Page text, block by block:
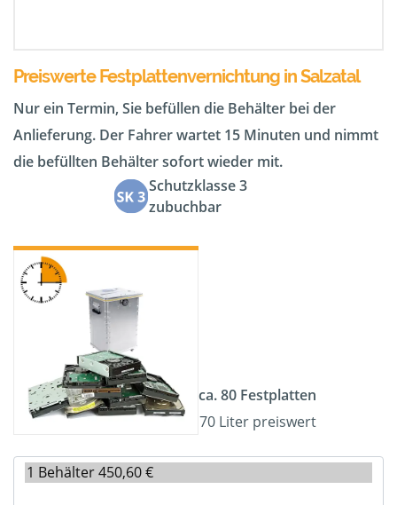
Preiswerte Festplattenvernichtung in Salzatal
Nur ein Termin, Sie befüllen die Behälter bei der
Anlieferung. Der Fahrer wartet 15 Minuten und nimmt
die befüllten Behälter sofort wieder mit.
Schutzklasse 3
zubuchbar
ca. 80 Festplatten
70 Liter preiswert